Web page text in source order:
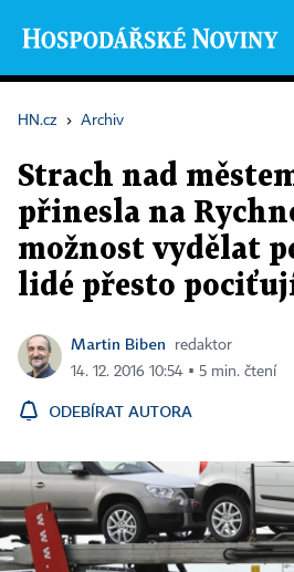
HN.cz › Archiv
Strach nad
přinesla na
možnost vydělat
lidé přesto
Martin Biben
redaktor
14. 12. 2016 10:54 ▪ 5 min. čtení
ODEBÍRAT AUTORA